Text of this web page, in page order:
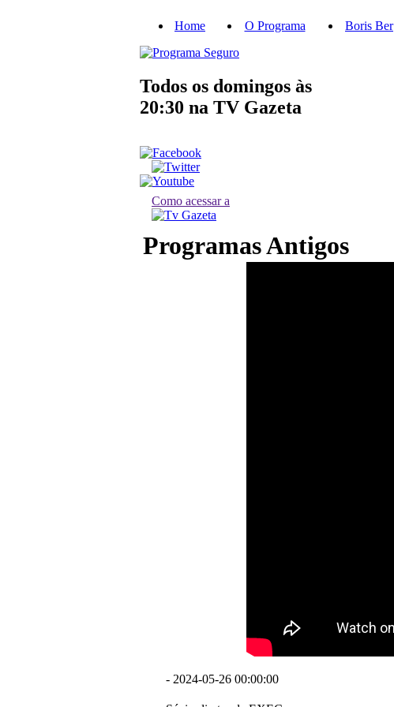
Home O Programa Boris Ber
Todos os domingos às
20:30 na TV Gazeta
Como acessar a
Programas Antigos
- 2024-05-26 00:00:00